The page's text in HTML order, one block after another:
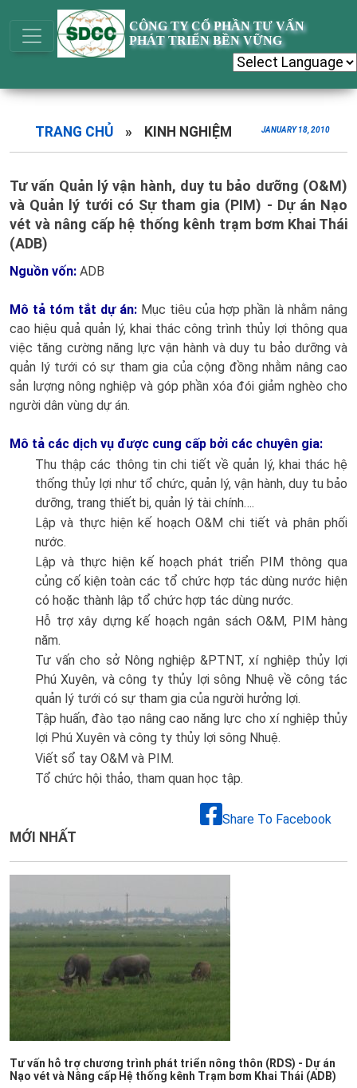
CÔNG TY CỔ PHẦN TƯ VẤN
PHÁT TRIỂN BỀN VỮNG
TRANG CHỦ » KINH NGHIỆM JANUARY 18, 2010
Tư vấn Quản lý vận hành, duy tu bảo dưỡng (O&M)
và Quản lý tưới có Sự tham gia (PIM) - Dự án Nạo
vét và nâng cấp hệ thống kênh trạm bơm Khai Thái
(ADB)
Nguồn vốn: ADB
Mô tả tóm tắt dự án: Mục tiêu của hợp phần là nhằm nâng
cao hiệu quả quản lý, khai thác công trình thủy lợi thông qua
việc tăng cường năng lực vận hành và duy tu bảo dưỡng và
quản lý tưới có sự tham gia của cộng đồng nhằm nâng cao
sản lượng nông nghiệp và góp phần xóa đói giảm nghèo cho
người dân vùng dự án.
Mô tả các dịch vụ được cung cấp bởi các chuyên gia:
Thu thập các thông tin chi tiết về quản lý, khai thác hệ
thống thủy lợi như tổ chức, quản lý, vận hành, duy tu bảo
dưỡng, trang thiết bị, quản lý tài chính….
Lập và thực hiện kế hoạch O&M chi tiết và phân phối
nước.
Lập và thực hiện kế hoạch phát triển PIM thông qua
củng cố kiện toàn các tổ chức hợp tác dùng nước hiện
có hoặc thành lập tổ chức hợp tác dùng nước.
Hỗ trợ xây dựng kế hoạch ngân sách O&M, PIM hàng
năm.
Tư vấn cho sở Nông nghiệp &PTNT, xí nghiệp thủy lợi
Phú Xuyên, và công ty thủy lợi sông Nhuệ về công tác
quản lý tưới có sự tham gia của người hưởng lợi.
Tập huấn, đào tạo nâng cao năng lực cho xí nghiệp thủy
lợi Phú Xuyên và công ty thủy lợi sông Nhuệ.
Viết sổ tay O&M và PIM.
Tổ chức hội thảo, tham quan học tập.
Share To Facebook
MỚI NHẤT
Tư vấn hỗ trợ chương trình phát triển nông thôn (RDS) - Dự án
Nạo vét và Nâng cấp Hệ thống kênh Trạm bơm Khai Thái (ADB)